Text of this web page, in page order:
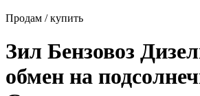
Продам / купить
Зил Бензовоз
обмен на